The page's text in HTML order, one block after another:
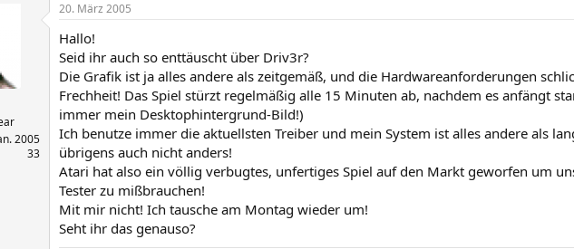
2005
33
20. März 2005
Hallo!
Seid ihr auch so enttäuscht über Driv3r?
Die Grafik ist ja alles andere als zeitgemäß, und die Hardwareanforderungen
Frechheit! Das Spiel stürzt regelmäßig alle 15 Minuten ab, nachdem es anfängt
immer mein Desktophintergrund-Bild!)
Ich benutze immer die aktuellsten Treiber und mein System ist alles andere als
übrigens auch nicht anders!
Atari hat also ein völlig verbugtes, unfertiges Spiel auf den Markt geworfen um
Tester zu mißbrauchen!
Mit mir nicht! Ich tausche am Montag wieder um!
Seht ihr das genauso?